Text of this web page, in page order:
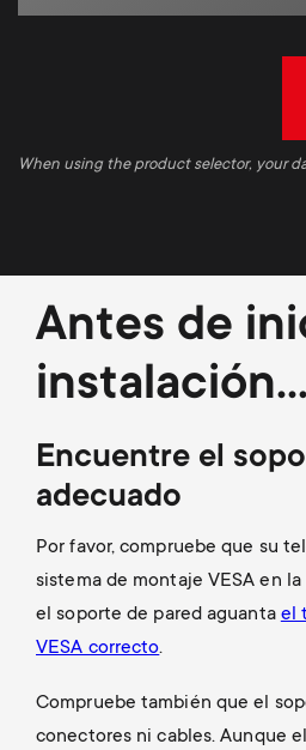
When using the product selector, your
Antes de
instalación...
Encuentre el
adecuado
Por favor, compruebe que su
sistema de montaje VESA en
el soporte de pared aguanta el
VESA correcto.
Compruebe también que el
conectores ni cables. Aunque